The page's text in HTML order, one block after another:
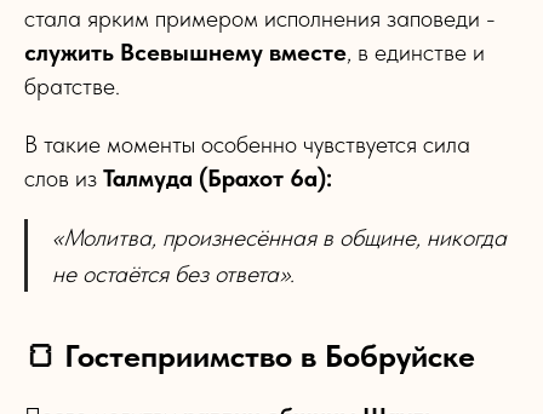
стала ярким примером исполнения заповеди -
служить Всевышнему вместе, в единстве и
братстве.
В такие моменты особенно чувствуется сила
слов из Талмуда (Брахот 6а):
«Молитва, произнесённая в общине, никогда
не остаётся без ответа».
🍞 Гостеприимство в Бобруйске